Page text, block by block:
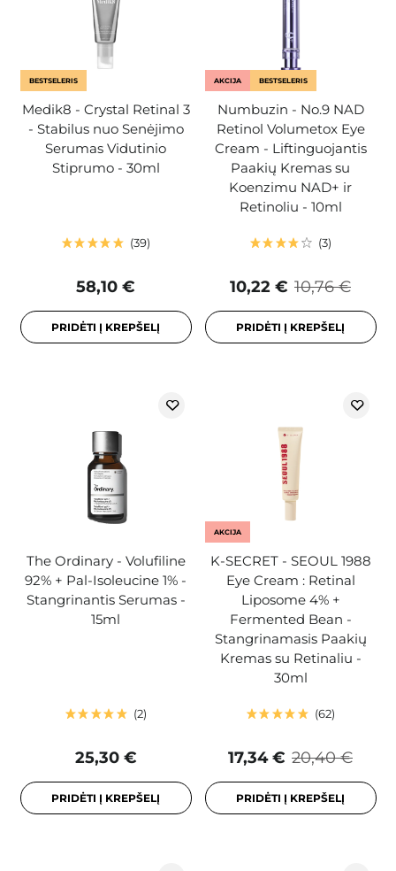
BESTSELERIS
Medik8 - Crystal Retinal 3
- Stabilus nuo Senėjimo
Serumas Vidutinio
Stiprumo - 30ml
39
58,10 €
PRIDĖTI Į KREPŠELĮ
AKCIJA BESTSELERIS
Numbuzin - No.9 NAD
Retinol Volumetox Eye
Cream - Liftinguojantis
Paakių Kremas su
Koenzimu NAD+ ir
Retinoliu - 10ml
3
10,76 €
10,22 €
PRIDĖTI Į KREPŠELĮ
The Ordinary - Volufiline
92% + Pal-Isoleucine 1% -
Stangrinantis Serumas -
15ml
2
25,30 €
PRIDĖTI Į KREPŠELĮ
AKCIJA
K-SECRET - SEOUL 1988
Eye Cream : Retinal
Liposome 4% +
Fermented Bean -
Stangrinamasis Paakių
Kremas su Retinaliu -
30ml
62
20,40 €
17,34 €
PRIDĖTI Į KREPŠELĮ